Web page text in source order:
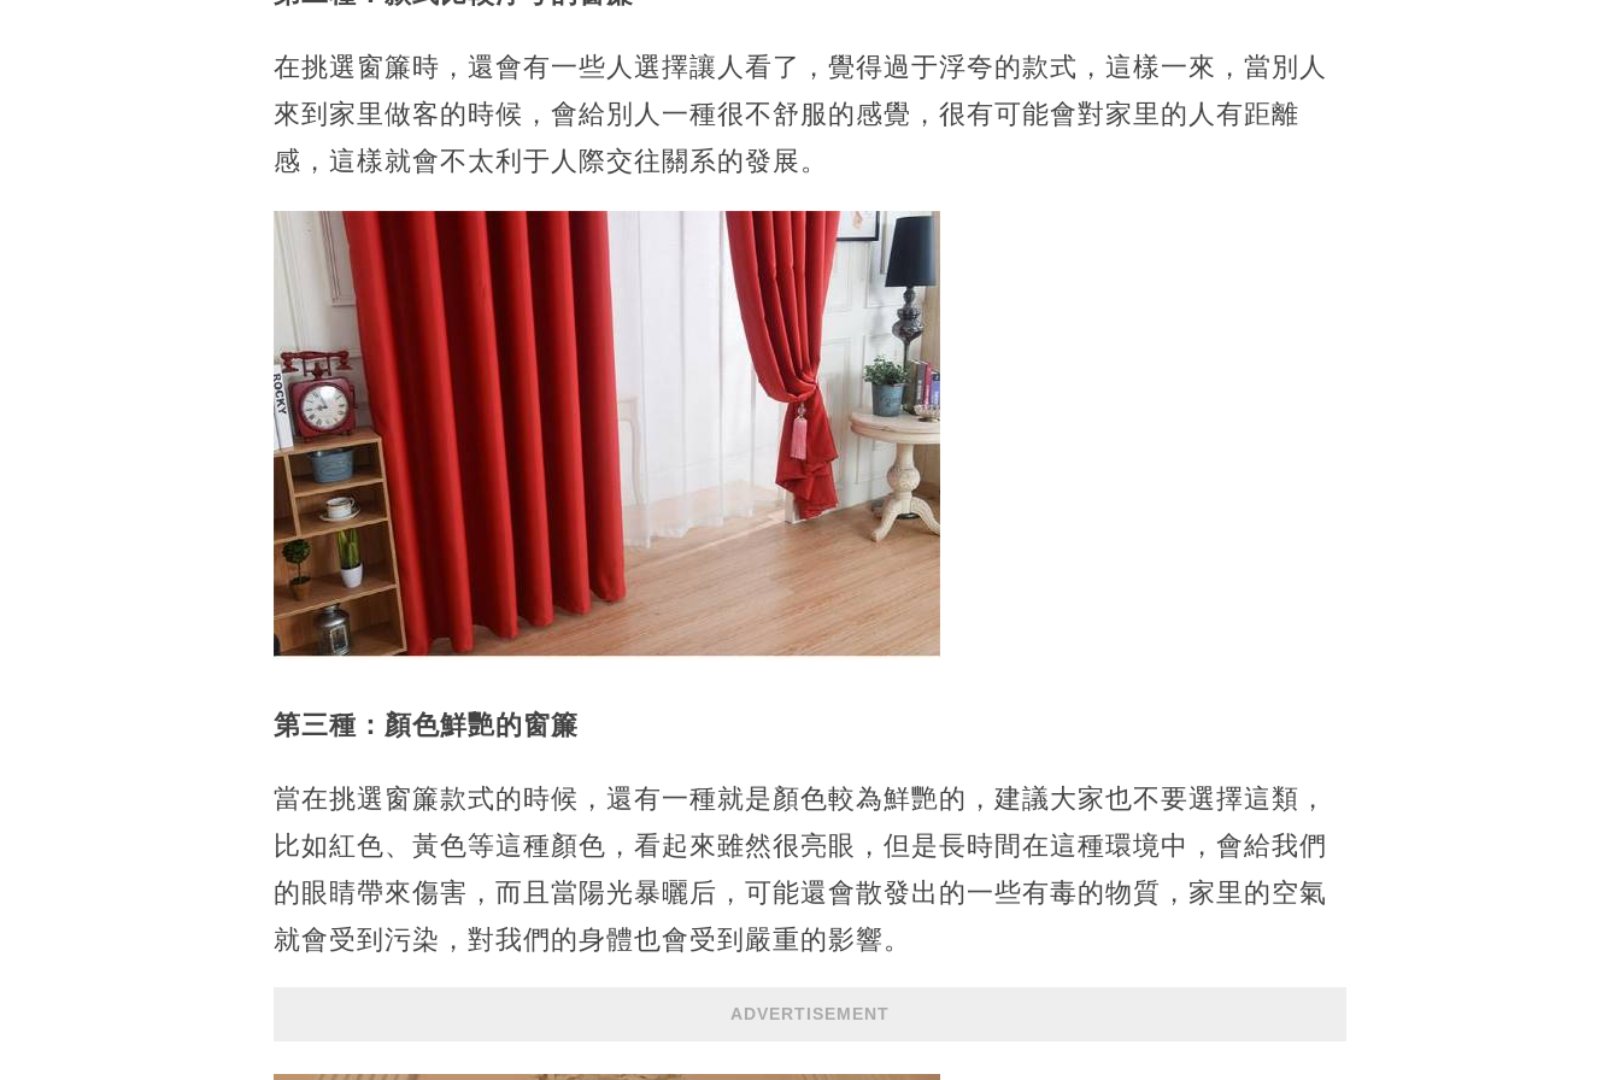
在挑選窗簾時，還會有一些人選擇讓人看了，覺得過于浮夸的款式，這樣一來，當別人
來到家里做客的時候，會給別人一種很不舒服的感覺，很有可能會對家里的人有距離
感，這樣就會不太利于人際交往關系的發展。
第三種：顏色鮮艷的窗簾
當在挑選窗簾款式的時候，還有一種就是顏色較為鮮艷的，建議大家也不要選擇這類，
比如紅色、黃色等這種顏色，看起來雖然很亮眼，但是長時間在這種環境中，會給我們
的眼睛帶來傷害，而且當陽光暴曬后，可能還會散發出的一些有毒的物質，家里的空氣
就會受到污染，對我們的身體也會受到嚴重的影響。
ADVERTISEMENT